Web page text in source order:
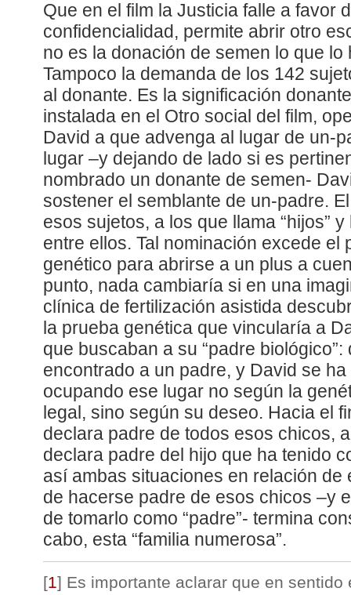
Que en el film la Justicia falle a favor
confidencialidad, permite abrir otro
no es la donación de semen lo que
Tampoco la demanda de los 142
al donante. Es la significación
instalada en el Otro social del film,
David a que advenga al lugar de un-
lugar –y dejando de lado si es
nombrado un donante de semen-
sostener el semblante de un-padre.
esos sujetos, a los que llama “hijos”
entre ellos. Tal nominación excede el
genético para abrirse a un plus a
punto, nada cambiaría si en una
clínica de fertilización asistida
la prueba genética que vincularía a
que buscaban a su “padre
encontrado a un padre, y David se
ocupando ese lugar no según la
legal, sino según su deseo. Hacia el
declara padre de todos esos chicos,
declara padre del hijo que ha tenido
así ambas situaciones en relación de
de hacerse padre de esos chicos –y
de tomarlo como “padre”- termina
cabo, esta “familia numerosa”.
[1] Es importante aclarar que en sentido